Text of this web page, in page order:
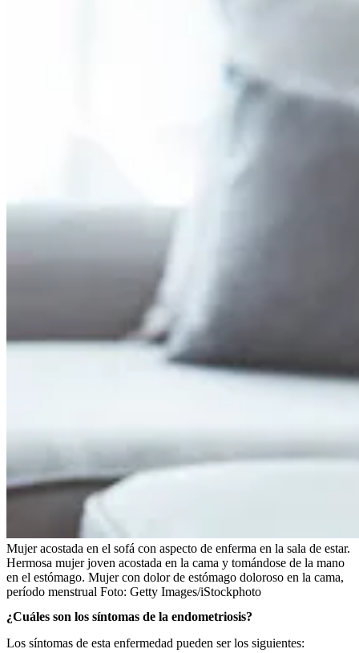
Mujer acostada en el sofá con aspecto de enferma en la sala de estar.
Hermosa mujer joven acostada en la cama y tomándose de la mano
en el estómago. Mujer con dolor de estómago doloroso en la cama,
período menstrual Foto: Getty Images/iStockphoto
¿Cuáles son los síntomas de la endometriosis?
Los síntomas de esta enfermedad pueden ser los siguientes: